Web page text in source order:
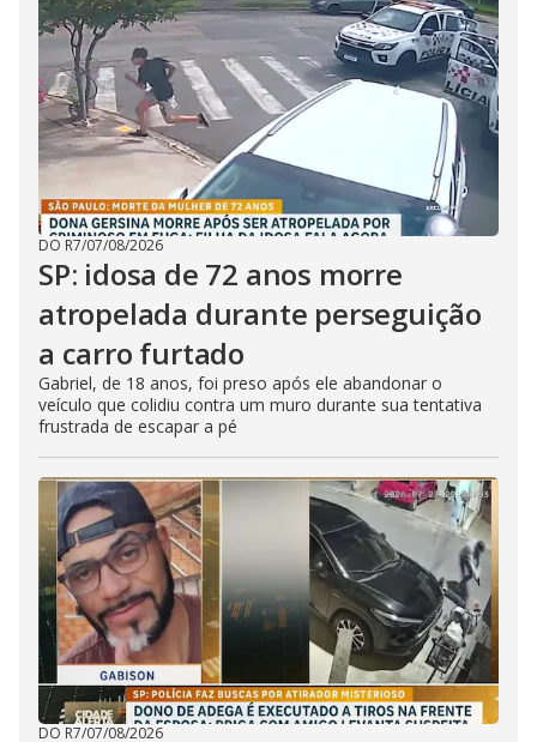
DO R7/07/08/2026
SP: idosa de 72 anos morre
atropelada durante perseguição
a carro furtado
Gabriel, de 18 anos, foi preso após ele abandonar o
veículo que colidiu contra um muro durante sua tentativa
frustrada de escapar a pé
DO R7/07/08/2026